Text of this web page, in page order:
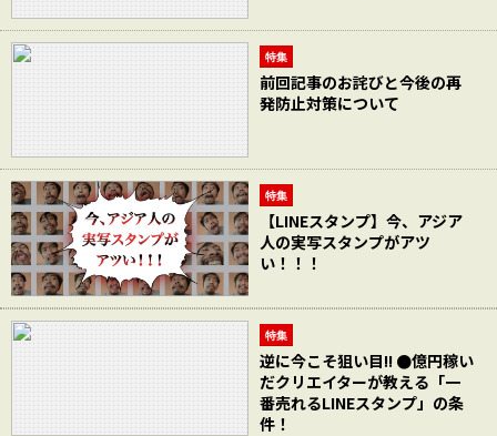
特集
前回記事のお詫びと今後の再
発防止対策について
特集
【LINEスタンプ】今、アジア
人の実写スタンプがアツ
い！！！
特集
逆に今こそ狙い目!! ●億円稼い
だクリエイターが教える「一
番売れるLINEスタンプ」の条
件！